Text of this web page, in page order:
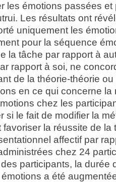
les émotions passées
Les résultats ont
uniquement les
pour la séquence
la tâche par rapport à
rapport à soi, ne
de la théorie-théorie
en ce qui concerne la
chez les
si le fait de modifier la
la réussite de la
affectif par
chez 24
participants, la durée
a été